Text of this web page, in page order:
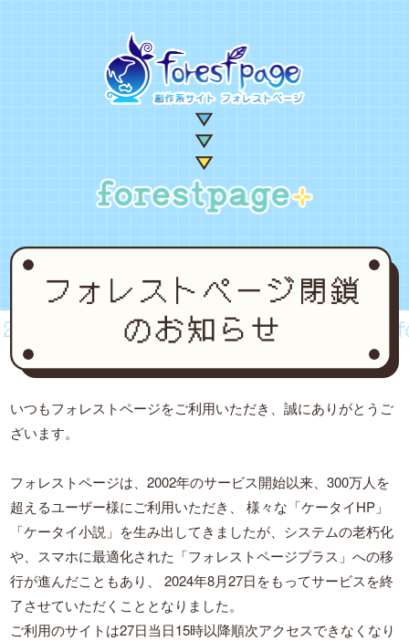
forestpage forever...2002~2024
いつもフォレストページをご利用いただき、誠にありがとうご
ざいます。
フォレストページは、2002年のサービス開始以来、300万人を
超えるユーザー様にご利用いただき、
様々な「ケータイHP」
「ケータイ小説」を生み出してきましたが、システムの老朽化
や、スマホに最適化された「フォレストページプラス」への移
行が進んだこともあり、
2024年8月27日をもってサービスを終
了させていただくこととなりました。
ご利用のサイトは27日当日15時以降順次アクセスできなくなり